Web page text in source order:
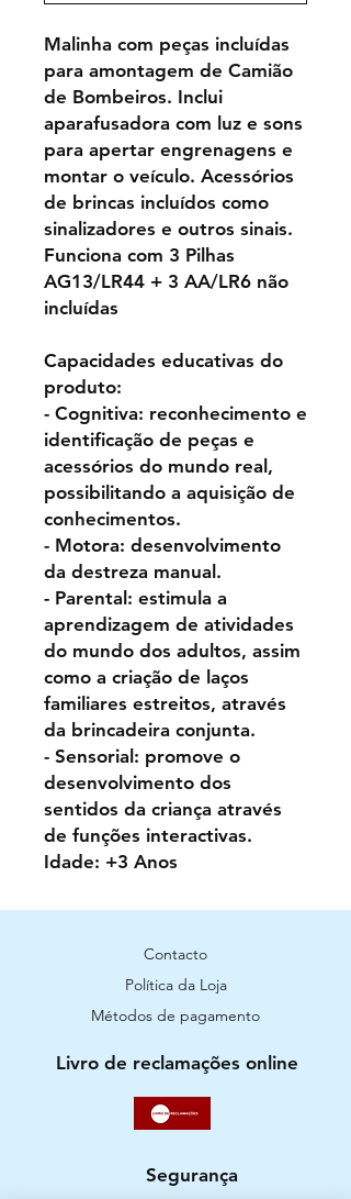
Malinha com peças incluídas
para amontagem de Camião
de Bombeiros. Inclui
aparafusadora com luz e sons
para apertar engrenagens e
montar o veículo. Acessórios
de brincas incluídos como
sinalizadores e outros sinais.
Funciona com 3 Pilhas
AG13/LR44 + 3 AA/LR6 não
incluídas
Capacidades educativas do
produto:
- Cognitiva: reconhecimento e
identificação de peças e
acessórios do mundo real,
possibilitando a aquisição de
conhecimentos.
- Motora: desenvolvimento
da destreza manual.
- Parental: estimula a
aprendizagem de atividades
do mundo dos adultos, assim
como a criação de laços
familiares estreitos, através
da brincadeira conjunta.
- Sensorial: promove o
desenvolvimento dos
sentidos da criança através
de funções interactivas.
Idade: +3 Anos
Contacto
Política da Loja
Métodos de pagamento
Livro de reclamações online
Segurança